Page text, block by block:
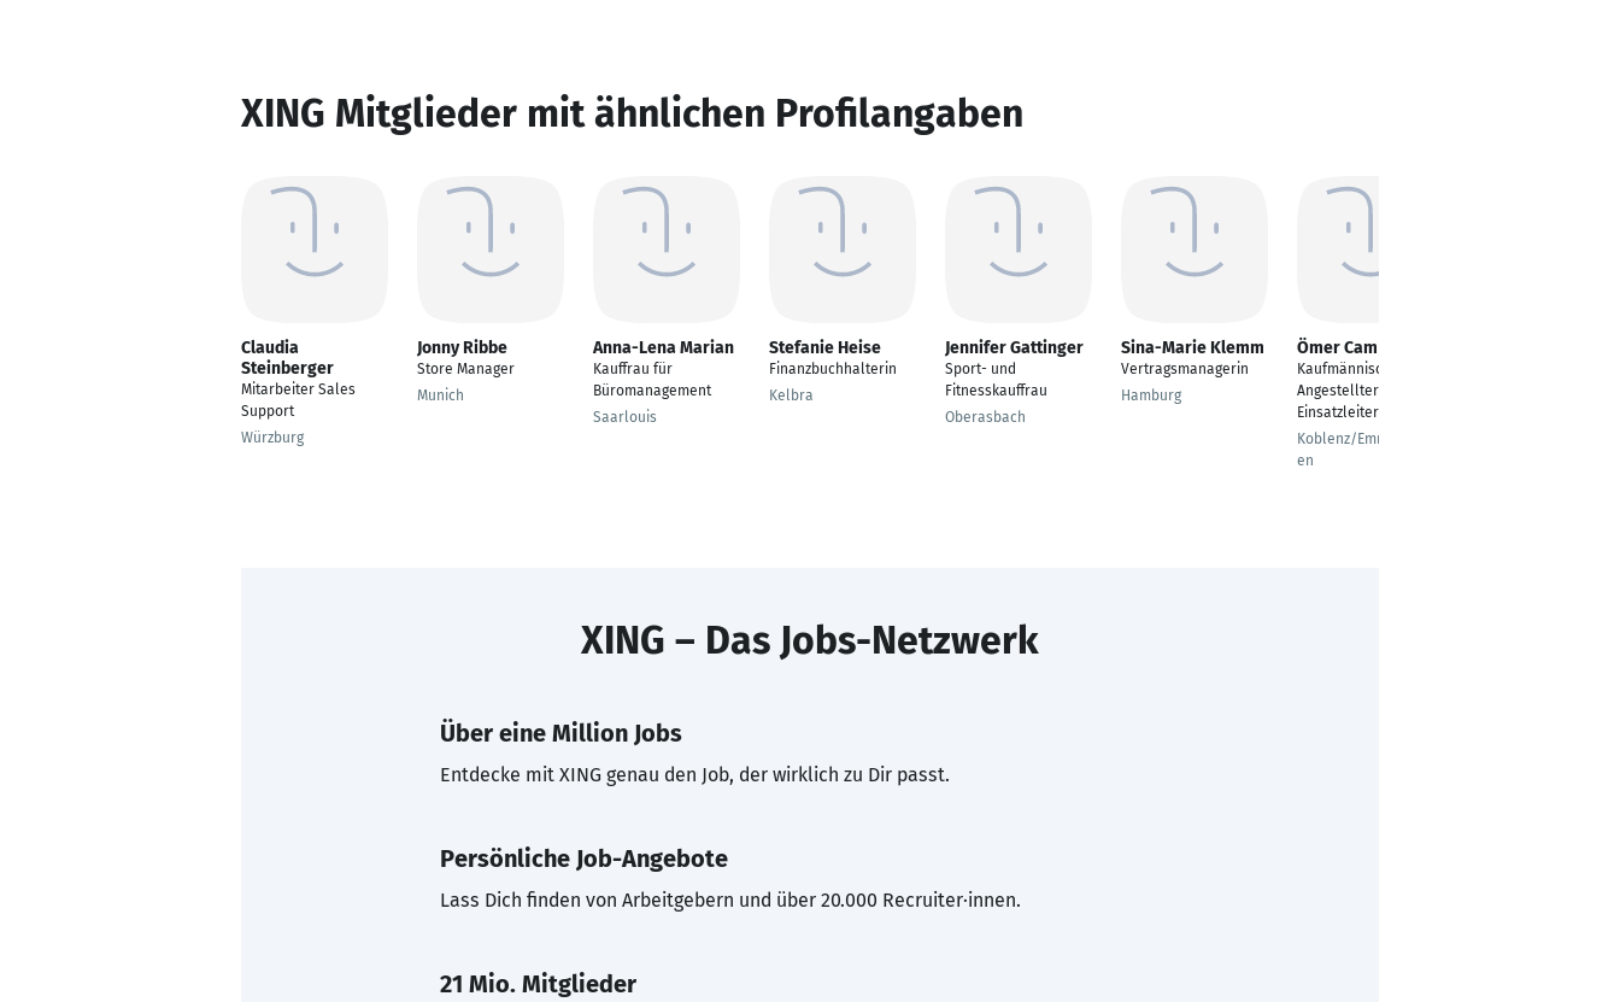
XING Mitglieder mit ähnlichen Profilangaben
Claudia
Steinberger
Mitarbeiter Sales
Support
Würzburg
Jonny Ribbe
Store Manager
Munich
Anna-Lena Marian
Kauffrau für
Büromanagement
Saarlouis
Stefanie Heise
Finanzbuchhalterin
Kelbra
Jennifer Gattinger
Sport- und
Fitnesskauffrau
Oberasbach
Sina-Marie Klemm
Vertragsmanagerin
Hamburg
Ömer Cam
Kaufmännischer
Angestellter /
Einsatzleiter
Koblenz/Emmelshaus
en
XING – Das Jobs-Netzwerk
Über eine Million Jobs
Entdecke mit XING genau den Job, der wirklich zu Dir passt.
Persönliche Job-Angebote
Lass Dich finden von Arbeitgebern und über 20.000 Recruiter·innen.
21 Mio. Mitglieder